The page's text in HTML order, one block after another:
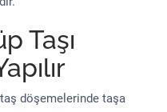
Taşı
döşemelerinde taşa